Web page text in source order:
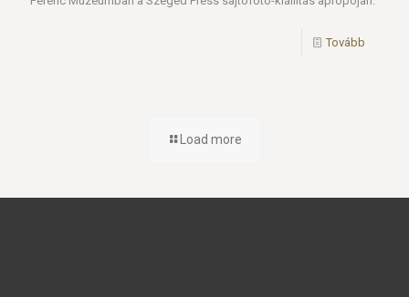
Tovább
Load more